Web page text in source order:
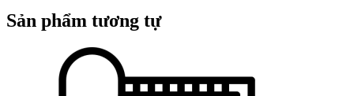
Sản phẩm tương tự